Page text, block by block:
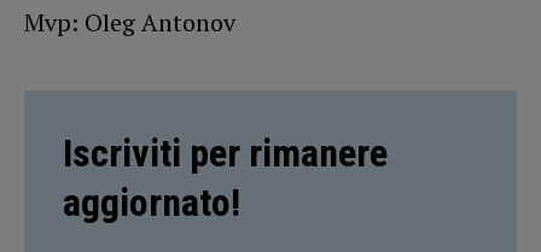
Mvp: Oleg Antonov
Iscriviti per rimanere
aggiornato!